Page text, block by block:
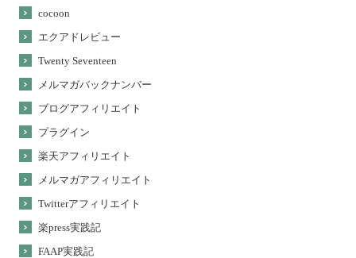
cocoon
エクアドレビュー
Twenty Seventeen
メルマガバックナンバー
ブログアフィリエイト
プラグイン
楽天アフィリエイト
メルマガアフィリエイト
Twitterアフィリエイト
楽press実践記
FAAP実践記